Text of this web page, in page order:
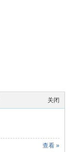
关闭
查看 »